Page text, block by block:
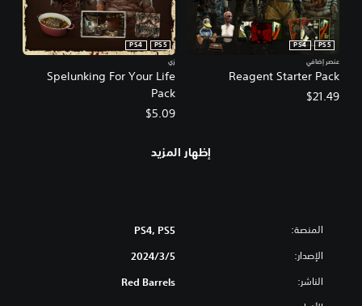
Reagent Starter Pack
PS5
PS4
عنصر إضافي
$21.49
Spelunking For Your Life
Pack
PS5
PS4
زي
$5.09
إظهار المزيد
المنصة: PS4, PS5
الإصدار: 5‏/3‏/2024
الناشر: Red Barrels